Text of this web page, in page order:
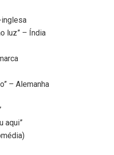
inglesa
luz” – Índia
– Alemanha
aqui”